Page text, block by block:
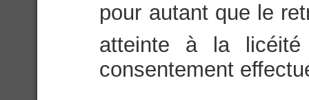
pour autant que le
atteinte à la
consentement